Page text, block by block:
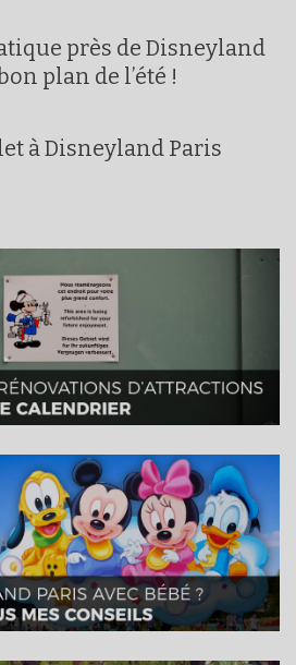
près de Disneyland
plan de l’été !
à Disneyland Paris